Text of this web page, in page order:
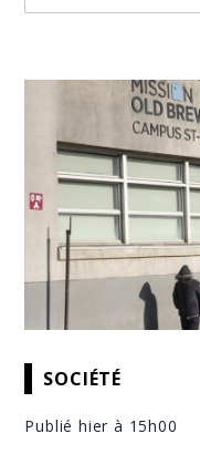
SOCIÉTÉ
Publié hier à 15h00